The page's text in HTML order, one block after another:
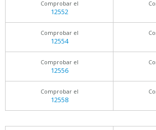
Comprobar el
12552
Comprobar el
12554
Comprobar el
12556
Comprobar el
12558